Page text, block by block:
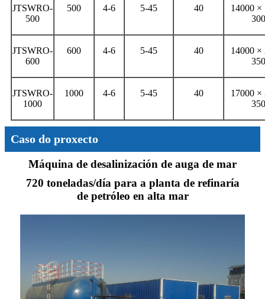
JTSWRO-
500
500 4-6 5-45 40
14000 ×
JTSWRO-
600
600 4-6 5-45 40
14000 ×
JTSWRO-
1000
1000 4-6 5-45 40
17000 ×
Caso do proxecto
Máquina de desalinización de auga de mar
720 toneladas/día para a planta de refinaría
de petróleo en alta mar